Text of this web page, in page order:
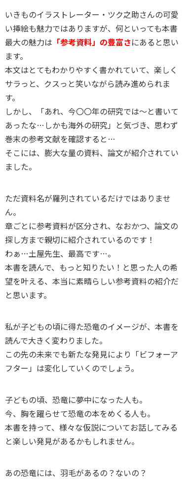
いきものイラストレーター・ツク之助さんの可愛
い挿絵も魅力ではありますが、何といっても本書
最大の魅力は 「参考資料」の豊富さにあると思い
ます。
本文はとてもわかりやすく書かれていて、楽しく
サラっと、クスっと笑いながら読み進められま
す。
しかし、「あれ、今〇〇年の研究では～と書いて
あったな…しかも海外の研究」と気づき、思わず
巻末の参考文献を確認すると…
そこには、膨大な量の資料、論文が紹介されてい
ました。
ただ資料名が羅列されているだけではありませ
ん。
章ごとに参考資料が区分され、なおかつ、論文の
探し方まで親切に紹介されているのです！
わぁ…土屋先生、最高です…。
本書を読んで、もっと知りたい！と思った人の希
望を叶える、本当に素晴らしい参考資料の紹介だ
と思います。
私が子どもの頃に得た恐竜のイメージが、本書を
読んで大きく変わりました。
この先の未来でも新たな発見により「ビフォーア
フター」は変化していくのでしょう。
子どもの頃、恐竜に夢中になった人も。
今、胸を躍らせて恐竜の本をめくる人も。
本書を持って、様々な仮説についてお話してみる
と楽しい発見があるかもしれません。
あの恐竜には、羽毛があるの？ないの？